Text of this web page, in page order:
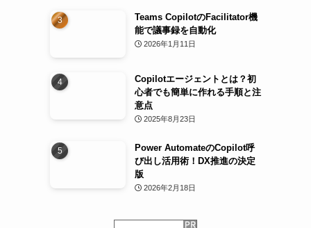
Teams CopilotのFacilitator機
能で議事録を自動化
2026年1月11日
Copilotエージェントとは？初
心者でも簡単に作れる手順と注
意点
2025年8月23日
Power AutomateのCopilot呼
び出し活用術！DX推進の決定
版
2026年2月18日